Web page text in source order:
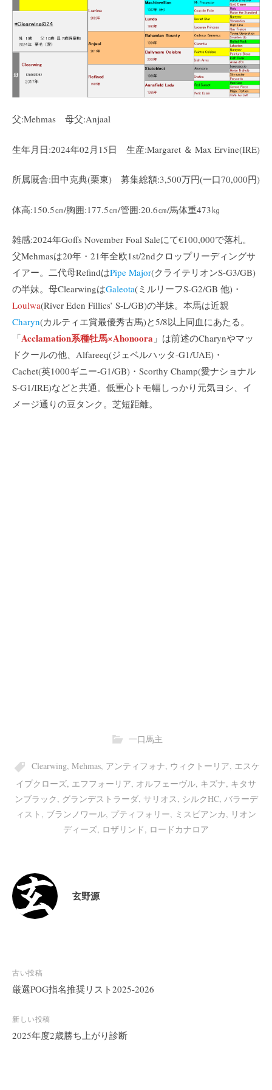
父:Mehmas 母父:Anjaal
生年月日:2024年02月15日 生産:Margaret ＆ Max Ervine(IRE)
所属厩舎:田中克典(栗東) 募集総額:3,500万円(一口70,000円)
体高:150.5㎝/胸囲:177.5㎝/管囲:20.6㎝/馬体重473㎏
雑感:2024年Goffs November Foal Saleにて€100,000で落札。
父Mehmasは20年・21年全欧1st/2ndクロップリーディングサ
イアー。二代母RefindはPipe Major(クライテリオンS-G3/GB)
の半妹。母ClearwingはGaleota(ミルリーフS-G2/GB 他)・
Loulwa(River Eden Fillies’ S-L/GB)の半妹。本馬は近親
Charyn(カルティエ賞最優秀古馬)と5/8以上同血にあたる。
「Acclamation系種牡馬×Ahonoora 」は前述のCharynやマッ
ドクールの他、Alfareeq(ジェベルハッタ-G1/UAE)・
Cachet(英1000ギニー-G1/GB)・Scorthy Champ(愛ナショナル
S-G1/IRE)などと共通。低重心トモ幅しっかり元気ヨシ、イ
メージ通りの豆タンク。芝短距離。
一口馬主
Clearwing, Mehmas, アンティフォナ, ウィクトーリア, エスケ
イプクローズ, エフフォーリア, オルフェーヴル, キズナ, キタサ
ンブラック, グランデストラーダ, サリオス, シルクHC, バラーデ
ィスト , ブランノワール, プティフォリー, ミスビアンカ, リオン
ディーズ, ロザリンド, ロードカナロア
玄野源
投
稿
ビ
ゲ
古い投稿
厳選POG指名推奨リスト2025-2026
新しい投稿
2025年度2歳勝ち上がり診断